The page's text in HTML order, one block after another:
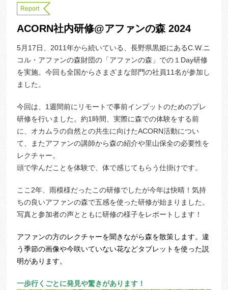
Report
ACORN社内研修@アファンの森 2024
5月17日、2011年から続いている、長野県黒姫にあるC.W.ニ
コル・アファンの森財団の「アファンの森」での１Day研修
を実施。今回も全国からさまざまな部門の社員11名が参加し
ました。
今回は、1週間前にリモートで事前インプットのためのプレ
研修を行いました。約1時間、実際に森での体験をする前
に、オカムラの自然との共生に向けたACORN活動につい
て、またアファンの講師から森の紹介や里山保全の必要性を
レクチャー。
頭で学んだことを体験で、体で感じてもらう仕掛けです。
ここ2年、雨模様だったこの研修でしたが今年は快晴！気持
ちの良いアファンの森で五感を使った研修が始まりました。
写真と参加者の声とともに研修の様子をレポートします！
アファンの方のレクチャーを聞きながら森を散策します。違
う季節の画像や今咲いていない花などタブレットを使った説
明があります。
一歩行くごとに発見や驚きがあります！